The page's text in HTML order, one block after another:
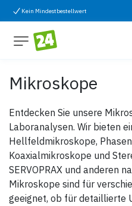
Zum Inhalt springen
Kein Mindestbestellwert
Mikroskope
Entdecken Sie unsere
Laboranalysen. Wir bieten
Hellfeldmikroskope,
Koaxialmikroskope und
SERVOPRAX und anderen
Mikroskope sind für
geeignet, ob für detaillierte